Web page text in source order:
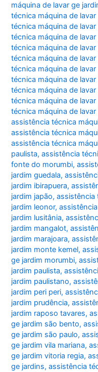
máquina de lavar ge
técnica máquina de
técnica máquina de
técnica máquina de
técnica máquina de
técnica máquina de
técnica máquina de
técnica máquina de
técnica máquina de
técnica máquina de
técnica máquina de
assistência técnica
assistência técnica
assistência técnica
paulista,assistência
fonte do morumbi,
jardim guedala,
jardim ibirapuera,
jardim japão,assistência
jardim leonor,
jardim lusitânia,
jardim mangalot,
jardim marajoara,
jardim monte kemel,
ge jardim morumbi,
jardim paulista,
jardim paulistano,
jardim peri peri,
jardim prudência,
jardim raposo tavares,
ge jardim são bento,
ge jardim são paulo,
ge jardim vila mariana,
ge jardim vitoria regia,
ge jardins,assistência